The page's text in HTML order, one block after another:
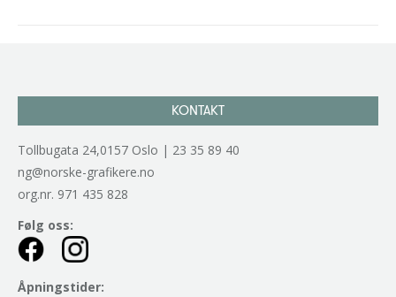
KONTAKT
Tollbugata 24,0157 Oslo | 23 35 89 40
ng@norske-grafikere.no
org.nr. 971 435 828
Følg oss:
Åpningstider: